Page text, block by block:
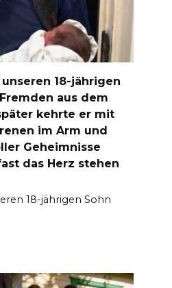
18-jährigen
aus dem
kehrte er mit
im Arm und
Geheimnisse
das Herz stehen
18-jährigen Sohn